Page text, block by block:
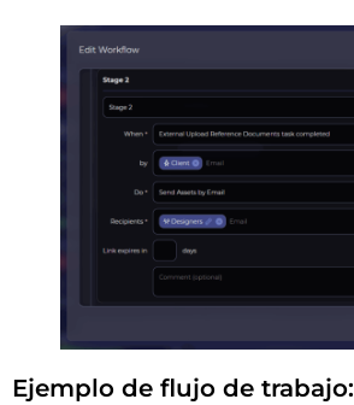
Ejemplo de flujo de trabajo: